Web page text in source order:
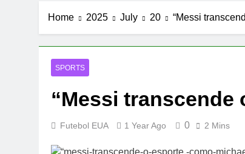
Home 2025 July 20 “Messi
SPORTS
“Messi transcende
Futebol EUA 1 Year Ago 0 2 Mins